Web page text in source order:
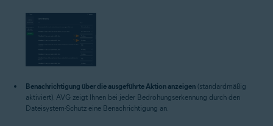
Benachrichtigung über die ausgeführte Aktion anzeigen (standardmäßig
aktiviert): AVG zeigt Ihnen bei jeder Bedrohungserkennung durch den
Dateisystem-Schutz eine Benachrichtigung an.